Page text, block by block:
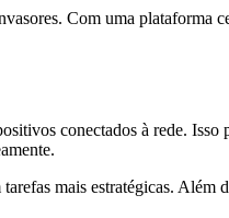
Com uma plataforma
conectados à rede. Isso
mais estratégicas. Além